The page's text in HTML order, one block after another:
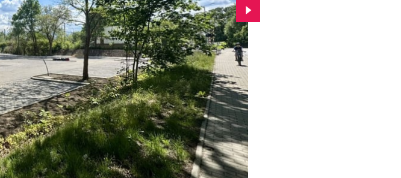
Przejdź do kolejnego zdjęcia.